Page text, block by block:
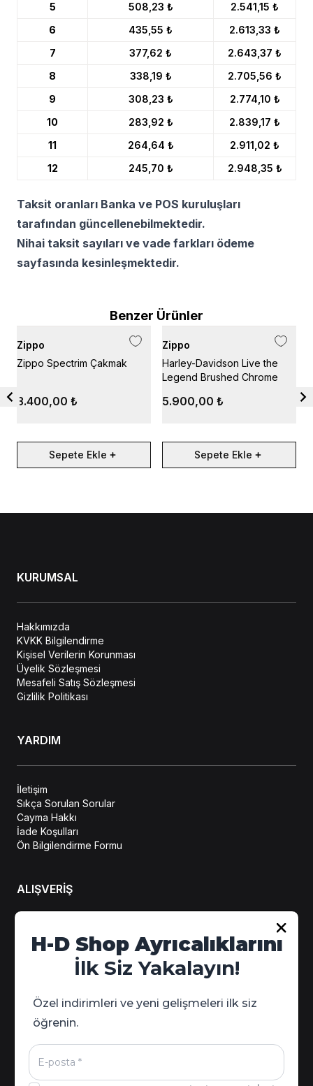
5
508,23 ₺
2.541,15 ₺
6
435,55 ₺
2.613,33 ₺
7
377,62 ₺
2.643,37 ₺
8
338,19 ₺
2.705,56 ₺
9
308,23 ₺
2.774,10 ₺
10
283,92 ₺
2.839,17 ₺
11
264,64 ₺
2.911,02 ₺
12
245,70 ₺ 2.948,35 ₺
Taksit oranları Banka ve POS kuruluşları
tarafından güncellenebilmektedir.
Nihai taksit sayıları ve vade farkları ödeme
sayfasında kesinleşmektedir.
Benzer Ürünler
Zippo
Zippo Spectrim Çakmak
3.400,00 ₺
Sepete Ekle
Zippo
Harley-Davidson Live the
Legend Brushed Chrome
5.900,00 ₺
Sepete Ekle
KURUMSAL
Hakkımızda
KVKK Bilgilendirme
Kişisel Verilerin Korunması
Üyelik Sözleşmesi
Mesafeli Satış Sözleşmesi
Gizlilik Politikası
YARDIM
İletişim
Sıkça Sorulan Sorular
Cayma Hakkı
İade Koşulları
Ön Bilgilendirme Formu
ALIŞVERİŞ
Hesabım
Sipariş Takip
Kampanya Detayları
H-D Shop Ayrıcalıklarını
İlk Siz Yakalayın!
Özel indirimleri ve yeni gelişmeleri ilk siz
öğrenin.